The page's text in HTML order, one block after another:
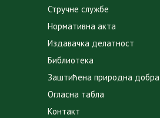
Стручне службе
Нормативна акта
Издавачка делатност
Библиотека
Заштићена природна добра
Огласна табла
Контакт